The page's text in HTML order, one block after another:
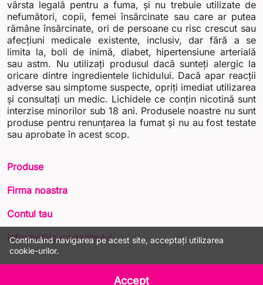
Continuând navigarea pe acest site, acceptați utilizarea
cookie-urilor.
Accept
vârsta legală pentru a fuma, și nu trebuie utilizate de
nefumători, copii, femei însărcinate sau care ar putea
rămâne însărcinate, ori de persoane cu risc crescut sau
afecțiuni medicale existente, inclusiv, dar fără a se
limita la, boli de inimă, diabet, hipertensiune arterială
sau astm. Nu utilizați produsul dacă sunteți alergic la
oricare dintre ingredientele lichidului. Dacă apar reacții
adverse sau simptome suspecte, opriți imediat utilizarea
și consultați un medic. Lichidele ce conțin nicotină sunt
interzise minorilor sub 18 ani. Produsele noastre nu sunt
produse pentru renunțarea la fumat și nu au fost testate
sau aprobate în acest scop.
Produse
Firma noastra
Contul tau
Informatiile magazinului
© 2026 - LIQUA Online™